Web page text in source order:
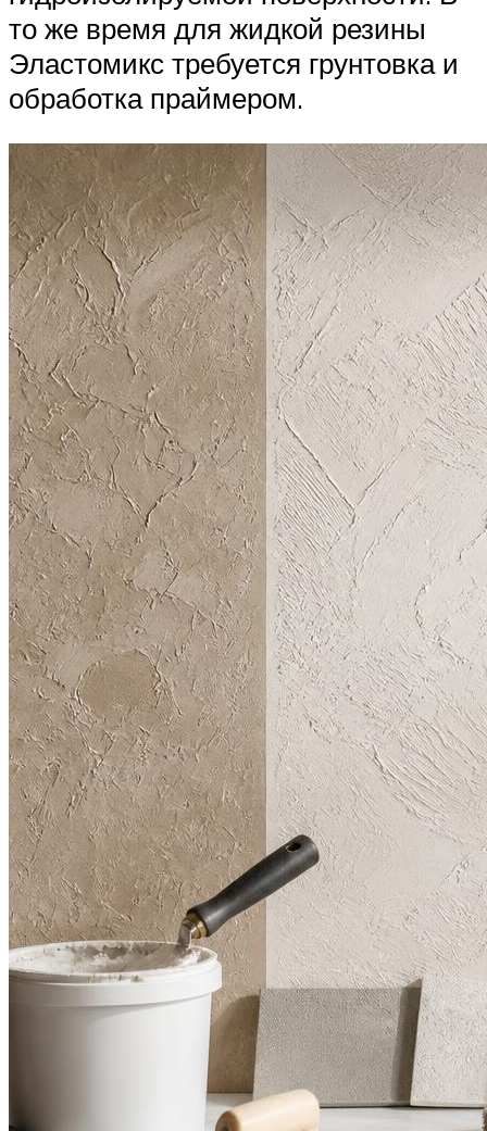
то же время для жидкой резины
Эластомикс требуется грунтовка и
обработка праймером.